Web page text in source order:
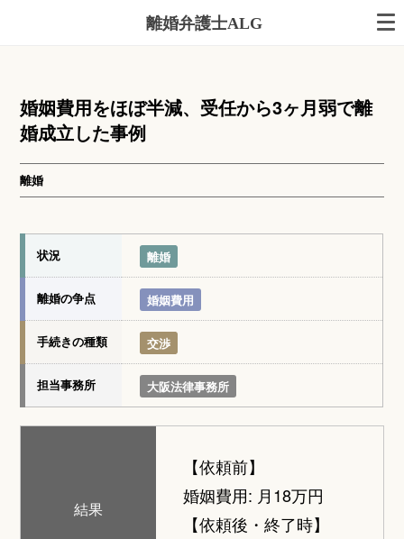
離婚弁護士ALG
婚姻費用をほぼ半減、受任から3ヶ月弱で離
婚成立した事例
離婚
状況 離婚
離婚の争点 婚姻費用
手続きの種類 交渉
担当事務所 大阪法律事務所
結果
【依頼前】
婚姻費用: 月18万円
【依頼後・終了時】